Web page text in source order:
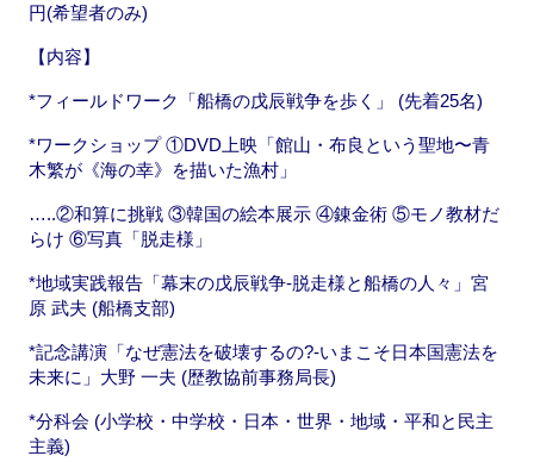
円(希望者のみ)
【内容】
*フィールドワーク「船橋の戊辰戦争を歩く」 (先着25名)
*ワークショップ ①DVD上映「館山・布良という聖地〜青
木繁が《海の幸》を描いた漁村」
…..②和算に挑戦 ③韓国の絵本展示 ④錬金術 ⑤モノ教材だ
らけ ⑥写真「脱走様」
*地域実践報告「幕末の戊辰戦争-脱走様と船橋の人々」宮
原 武夫 (船橋支部)
*記念講演「なぜ憲法を破壊するの?-いまこそ日本国憲法を
未来に」大野 一夫 (歴教協前事務局長)
*分科会 (小学校・中学校・日本・世界・地域・平和と民主
主義)